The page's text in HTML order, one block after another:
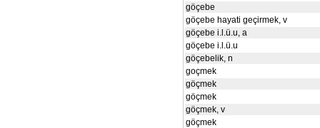
göçebe
göçebe hayati geçirmek, v
göçebe i.l.ü.u, a
göçebe i.l.ü.u
göçebelik, n
goçmek
göçmek
göçmek
göçmek, v
göçmek